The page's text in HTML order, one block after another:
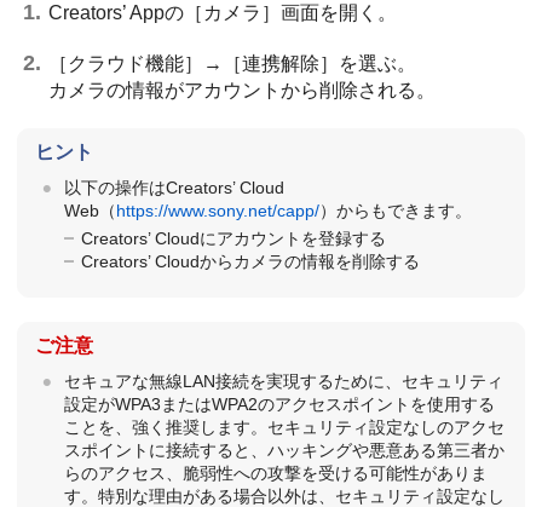
Creators’ Appの ［カメラ］ 画面を開く。
［クラウド機能］ → ［連携解除］
を選ぶ。
カメラの情報がアカウントから削除される。
ヒント
以下の操作はCreators’ Cloud
Web（https://www.sony.net/capp/）からもできます。
Creators’ Cloudにアカウントを登録する
Creators’ Cloudからカメラの情報を削除する
ご注意
セキュアな無線LAN接続を実現するために、セキュリティ
設定がWPA3またはWPA2のアクセスポイントを使用する
ことを、強く推奨します。セキュリティ設定なしのアクセ
スポイントに接続すると、ハッキングや悪意ある第三者か
らのアクセス、脆弱性への攻撃を受ける可能性がありま
す。特別な理由がある場合以外は、セキュリティ設定なし